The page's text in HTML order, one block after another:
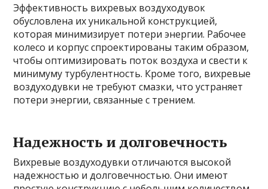
Эффективность вихревых воздуходувок
обусловлена их уникальной конструкцией,
которая минимизирует потери энергии. Рабочее
колесо и корпус спроектированы таким образом,
чтобы оптимизировать поток воздуха и свести к
минимуму турбулентность. Кроме того, вихревые
воздуходувки не требуют смазки, что устраняет
потери энергии, связанные с трением.
Надежность и долговечность
Вихревые воздуходувки отличаются высокой
надежностью и долговечностью. Они имеют